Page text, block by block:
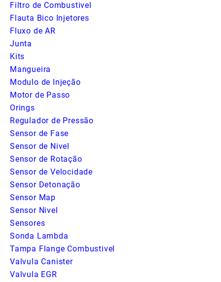
Filtro de Combustivel
Flauta Bico Injetores
Fluxo de AR
Junta
Kits
Mangueira
Modulo de Injeção
Motor de Passo
Orings
Regulador de Pressão
Sensor de Fase
Sensor de Nivel
Sensor de Rotação
Sensor de Velocidade
Sensor Detonação
Sensor Map
Sensor Nivel
Sensores
Sonda Lambda
Tampa Flange Combustivel
Valvula Canister
Valvula EGR